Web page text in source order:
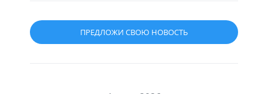
ПРЕДЛОЖИ СВОЮ НОВОСТЬ